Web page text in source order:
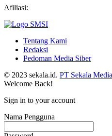
Afiliasi:
Tentang Kami
Redaksi
Pedoman Media Siber
© 2023 sekala.id. PT Sekala
Welcome Back!
Sign in to your account
Nama Pengguna